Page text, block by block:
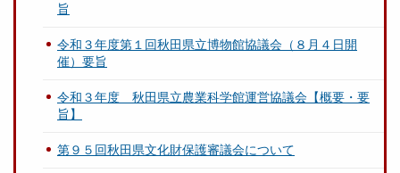
旨
令和３年度第１回秋田県立博物館協議会（８月４日開
催）要旨
令和３年度 秋田県立農業科学館運営協議会【概要・要
旨】
第９５回秋田県文化財保護審議会について